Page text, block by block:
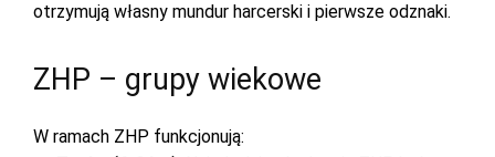
otrzymują własny mundur harcerski i pierwsze odznaki.
ZHP – grupy wiekowe
W ramach ZHP funkcjonują: